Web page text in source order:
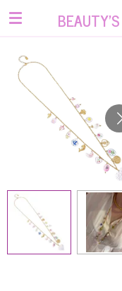
Ga
de
hoofdinhoud